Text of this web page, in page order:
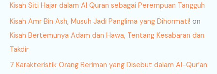
Kisah Siti Hajar dalam Al Quran sebagai Perempuan Tangguh
Kisah Amr Bin Ash, Musuh Jadi Panglima yang Dihormati! on
Kisah Bertemunya Adam dan Hawa, Tentang Kesabaran dan
Takdir
7 Karakteristik Orang Beriman yang Disebut dalam Al-Qur’an